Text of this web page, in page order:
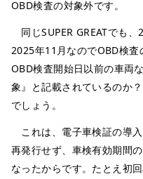
OBD検査の対象外です。
同じSUPER GREATでも
2025年11月なのでOBD検
OBD検査開始日以前の車両
象』と記載されているのか
でしょう。
これは、電子車検証の導
再発行せず、車検有効期間
なったからです。たとえ初